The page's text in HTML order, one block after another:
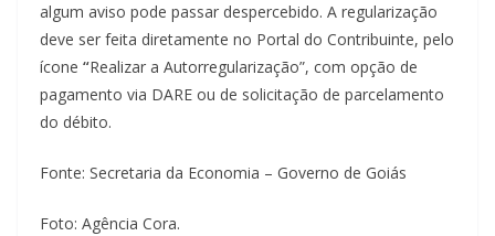
algum aviso pode passar despercebido. A regularização
deve ser feita diretamente no Portal do Contribuinte, pelo
ícone “Realizar a Autorregularização”, com opção de
pagamento via DARE ou de solicitação de parcelamento
do débito.
Fonte: Secretaria da Economia – Governo de Goiás
Foto: Agência Cora.